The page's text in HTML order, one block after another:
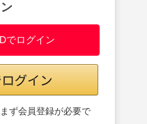
でログイン
ず会員登録が必要で